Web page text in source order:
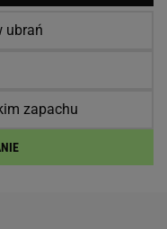
ubrań
zapachu